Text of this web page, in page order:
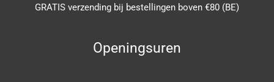
GRATIS verzending bij bestellingen boven €80 (BE)
Openingsuren